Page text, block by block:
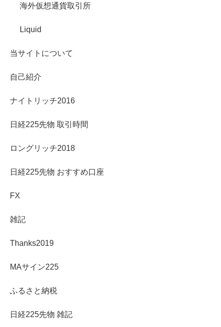
海外仮想通貨取引所
Liquid
当サイトについて
自己紹介
ナイトリッチ2016
日経225先物 取引時間
ロングリッチ2018
日経225先物 おすすめ口座
FX
雑記
Thanks2019
MAサイン225
ふるさと納税
日経225先物 雑記